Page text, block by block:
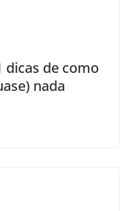
dicas de como
nada